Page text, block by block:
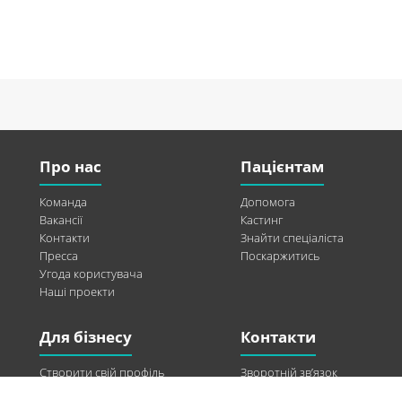
Про нас
Команда
Вакансії
Контакти
Пресса
Угода користувача
Наші проекти
Пацієнтам
Допомога
Кастинг
Знайти спеціаліста
Поскаржитись
Для бізнесу
Створити свій профіль
Контакти
Зворотній зв’язок